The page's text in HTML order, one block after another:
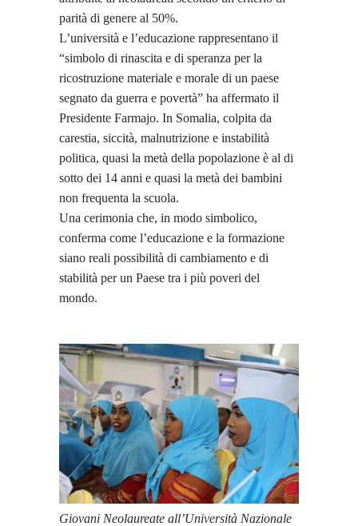
parità di genere al 50%.
L’università e l’educazione rappresentano il
“simbolo di rinascita e di speranza per la
ricostruzione materiale e morale di un paese
segnato da guerra e povertà” ha affermato il
Presidente Farmajo. In Somalia, colpita da
carestia, siccità, malnutrizione e instabilità
politica, quasi la metà della popolazione è al di
sotto dei 14 anni e quasi la metà dei bambini
non frequenta la scuola.
Una cerimonia che, in modo simbolico,
conferma come l’educazione e la formazione
siano reali possibilità di cambiamento e di
stabilità per un Paese tra i più poveri del
mondo.
Giovani Neolaureate all’Università Nazionale